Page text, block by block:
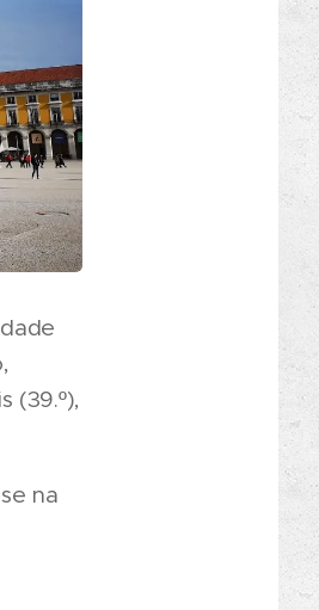
(39.º),
na